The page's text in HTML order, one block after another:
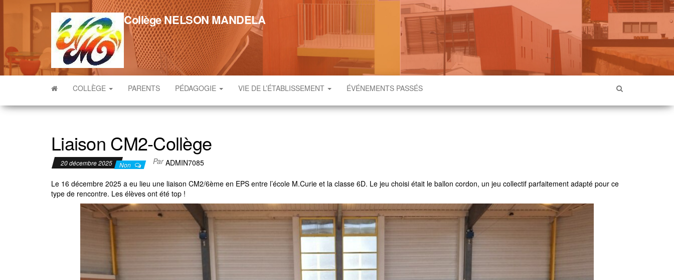
Collège NELSON MANDELA
COLLÈGE PARENTS PÉDAGOGIE VIE DE L’ÉTABLISSEMENT ÉVÉNEMENTS PASSÉS
Liaison CM2-Collège
20 décembre 2025 Non ParADMIN7085
Le 16 décembre 2025 a eu lieu une liaison CM2/6ème en EPS entre l’école M.Curie et la classe 6D. Le jeu choisi était le ballon cordon, un jeu collectif parfaitement adapté pour ce
type de rencontre. Les élèves ont été top !